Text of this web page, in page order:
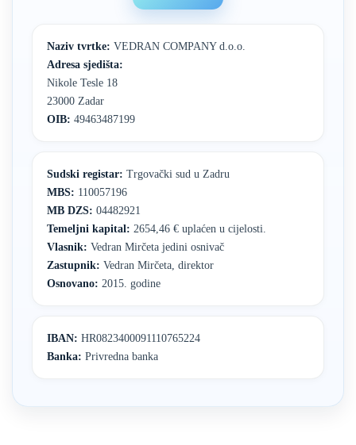
Naziv tvrtke: VEDRAN COMPANY d.o.o.
Adresa sjedišta:
Nikole Tesle 18
23000 Zadar
OIB: 49463487199
Sudski registar: Trgovački sud u Zadru
MBS: 110057196
MB DZS: 04482921
Temeljni kapital: 2654,46 € uplaćen u cijelosti.
Vlasnik: Vedran Mirčeta jedini osnivač
Zastupnik: Vedran Mirčeta, direktor
Osnovano: 2015. godine
IBAN: HR0823400091110765224
Banka: Privredna banka